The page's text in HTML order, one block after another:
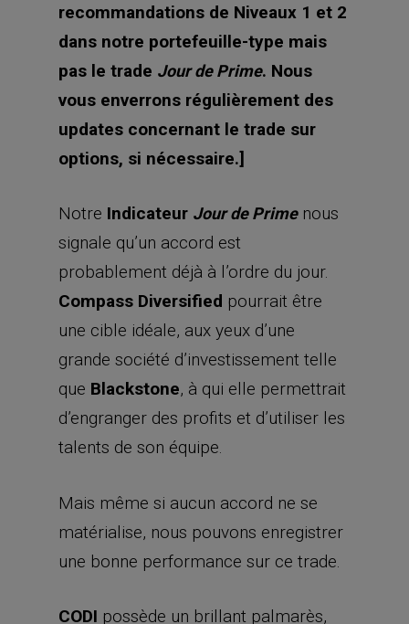
recommandations de Niveaux 1 et 2
dans notre portefeuille-type mais
pas le trade Jour de Prime. Nous
vous enverrons régulièrement des
updates concernant le trade sur
options, si nécessaire.]
Notre Indicateur Jour de Primenous
signale qu’un accord est
probablement déjà à l’ordre du jour.
Compass Diversified pourrait être
une cible idéale, aux yeux d’une
grande société d’investissement telle
que Blackstone, à qui elle permettrait
d’engranger des profits et d’utiliser les
talents de son équipe.
Mais même si aucun accord ne se
matérialise, nous pouvons enregistrer
une bonne performance sur ce trade.
CODI possède un brillant palmarès,